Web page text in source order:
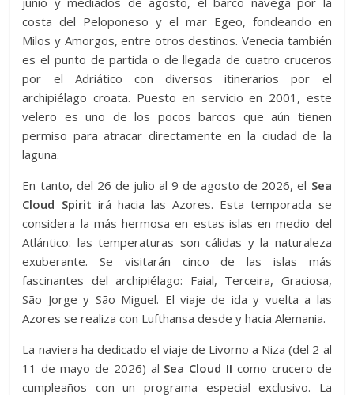
costa del Peloponeso y el mar Egeo, fondeando en
Milos y Amorgos, entre otros destinos. Venecia también
es el punto de partida o de llegada de cuatro cruceros
por el Adriático con diversos itinerarios por el
archipiélago croata. Puesto en servicio en 2001, este
velero es uno de los pocos barcos que aún tienen
permiso para atracar directamente en la ciudad de la
laguna.
En tanto, del 26 de julio al 9 de agosto de 2026, el Sea
Cloud Spirit irá hacia las Azores. Esta temporada se
considera la más hermosa en estas islas en medio del
Atlántico: las temperaturas son cálidas y la naturaleza
exuberante. Se visitarán cinco de las islas más
fascinantes del archipiélago: Faial, Terceira, Graciosa,
São Jorge y São Miguel. El viaje de ida y vuelta a las
Azores se realiza con Lufthansa desde y hacia Alemania.
La naviera ha dedicado el viaje de Livorno a Niza (del 2 al
11 de mayo de 2026) al Sea Cloud II como crucero de
cumpleaños con un programa especial exclusivo. La